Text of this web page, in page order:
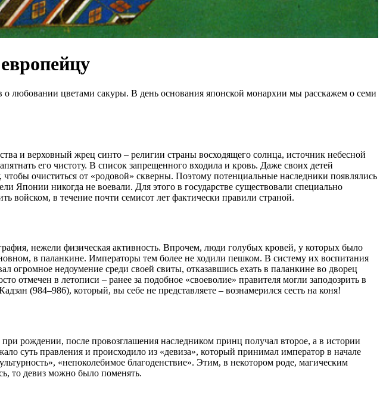
о любовании цветами сакуры. В день основания японской монархии мы расскажем о семи
и верховный жрец синто – религии страны восходящего солнца, источник небесной
его чистоту. В список запрещенного входила и кровь. Даже своих детей
очиститься от «родовой» скверны. Поэтому потенциальные наследники появлялись
Японии никогда не воевали. Для этого в государстве существовали специально
войском, в течение почти семисот лет фактически правили страной.
нежели физическая активность. Впрочем, люди голубых кровей, у которых было
в паланкине. Императоры тем более не ходили пешком. В систему их воспитания
огромное недоумение среди своей свиты, отказавшись ехать в паланкине во дворец
отмечен в летописи – ранее за подобное «своеволие» правителя могли заподозрить в
(984–986), который, вы себе не представляете – вознамерился сесть на коня!
рождении, после провозглашения наследником принц получал второе, а в истории
суть правления и происходило из «девиза», который принимал император в начале
«непоколебимое благоденствие». Этим, в некотором роде, магическим
то девиз можно было поменять.